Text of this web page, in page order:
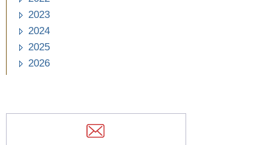
2023
2024
2025
2026